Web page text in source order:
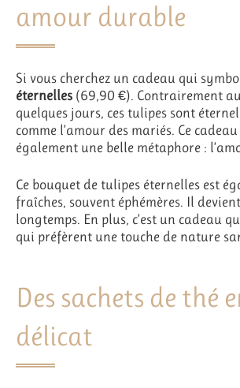
amour durable
Si vous cherchez un cadeau qui
éternelles (69,90 €). Contrairement
quelques jours, ces tulipes sont
comme l’amour des mariés. Ce
également une belle métaphore :
Ce bouquet de tulipes éternelles est
fraîches, souvent éphémères. Il
longtemps. En plus, c’est un cadeau
qui préfèrent une touche de nature
Des sachets de
délicat